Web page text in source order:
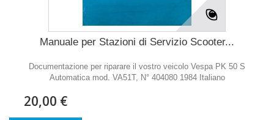
Manuale per Stazioni di Servizio Scooter...
Documentazione per riparare il vostro veicolo Vespa PK 50 S
Automatica mod. VA51T, N° 404080 1984 Italiano
20,00 €